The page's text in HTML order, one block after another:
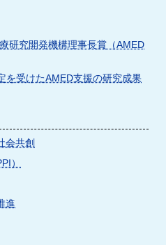
研究開発機構理事長賞（AMED
を受けたAMED支援の研究成果
会共創
）
進